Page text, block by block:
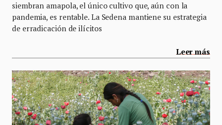
siembran amapola, el único cultivo que, aún con la
pandemia, es rentable. La Sedena mantiene su estrategia
de erradicación de ilícitos
Leer más